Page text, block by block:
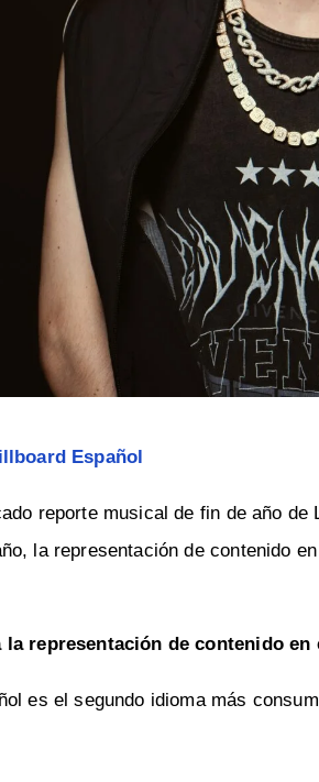
Español
reporte musical de fin de año
la representación de contenido
representación de contenido en
es el segundo idioma más